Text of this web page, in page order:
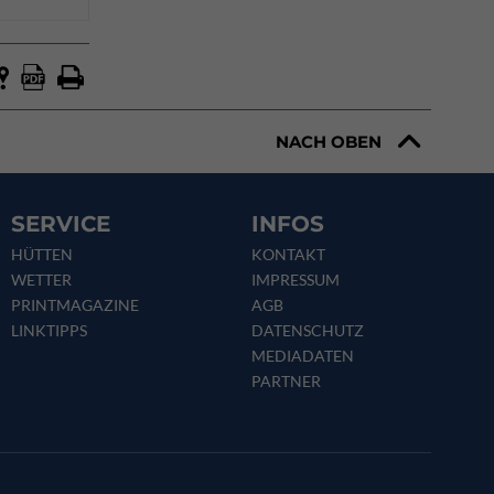
NACH OBEN
SERVICE
HÜTTEN
WETTER
PRINTMAGAZINE
LINKTIPPS
INFOS
KONTAKT
IMPRESSUM
AGB
DATENSCHUTZ
MEDIADATEN
PARTNER